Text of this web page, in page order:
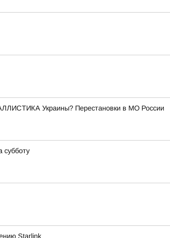
Украины? Перестановки в МО России
субботу
Starlink